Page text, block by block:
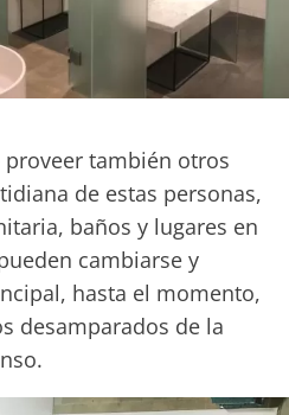
proveer también otros
de estas personas,
baños y lugares en
cambiarse y
hasta el momento,
desamparados de la